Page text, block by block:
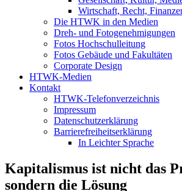
Wirtschaft, Recht,
Die HTWK in den Medien
Dreh- und Fotogenehmigungen
Fotos Hochschulleitung
Fotos Gebäude und Fakultäten
Corporate Design
HTWK-Medien
Kontakt
HTWK-Telefonverzeichnis
Impressum
Datenschutzerklärung
Barrierefreiheitserklärung
In Leichter Sprache
Kapitalismus ist nicht das
sondern die Lösung